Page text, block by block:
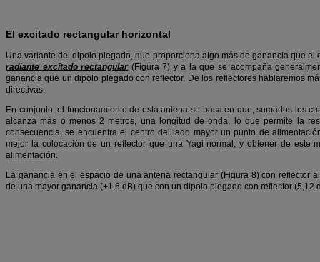
El excitado rectangular horizontal
Una variante del dipolo plegado, que proporciona algo más de ganancia que
radiante excitado rectangular (Figura 7) y a la que se acompaña
ganancia que un dipolo plegado con reflector. De los reflectores hablaremos
directivas.
En conjunto, el funcionamiento de esta antena se basa en que, sumados los
alcanza más o menos 2 metros, una longitud de onda, lo que permite la
consecuencia, se encuentra el centro del lado mayor un punto de
mejor la colocación de un reflector que una Yagi normal, y obtener de este
alimentación.
La ganancia en el espacio de una antena rectangular (Figura 8) con reflector
de una mayor ganancia (+1,6 dB) que con un dipolo plegado con reflector (5,12